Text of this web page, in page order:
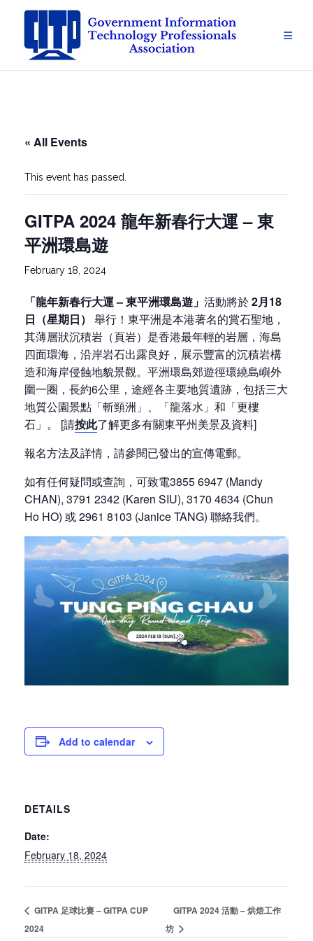
content
« All Events
This event has passed.
GITPA 2024 龍年新春行大運 – 東
平洲環島遊
February 18, 2024
「龍年新春行大運– 東平洲環島遊」 活動將於2月18
日（星期日） 舉行！東平洲是本港著名的賞石聖地，
其薄層狀沉積岩（頁岩）是香港最年輕的岩層，海島
四面環海，沿岸岩石出露良好，展示豐富的沉積岩構
造和海岸侵蝕地貌景觀。平洲環島郊遊徑環繞島嶼外
圍一圈，長約6公里，途經各主要地質遺跡，包括三大
地質公園景點「斬頸洲」、「龍落水」和「更樓
石」。 [請按此了解更多有關東平州美景及資料]
報名方法及詳情，請參閱已發出的宣傳電郵。
如有任何疑問或查詢，可致電3855 6947 (Mandy
CHAN), 3791 2342 (Karen SIU), 3170 4634 (Chun
Ho HO) 或 2961 8103 (Janice TANG) 聯絡我們。
Add to calendar
DETAILS
Date:
February 18, 2024
GITPA 足球比賽 – GITPA CUP
2024
GITPA 2024 活動 – 烘焙工作
坊